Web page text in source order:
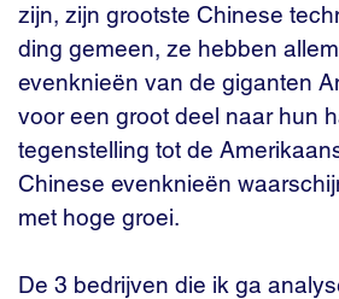
zijn, zijn grootste Chinese
ding gemeen, ze hebben
evenknieën van de giganten
voor een groot deel naar hun
tegenstelling tot de
Chinese evenknieën
met hoge groei.
De 3 bedrijven die ik ga